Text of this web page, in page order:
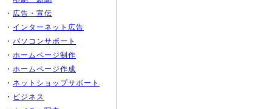
・ 広告・宣伝
・ インターネット広告
・ パソコンサポート
・ ホームページ制作
・ ホームページ作成
・ ネットショップサポート
・ ビジネス